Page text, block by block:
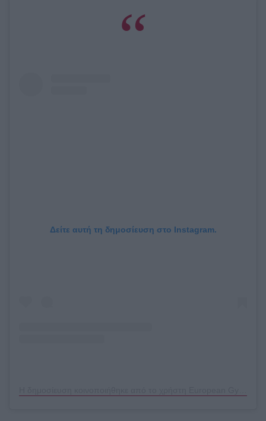
Δείτε αυτή τη δημοσίευση στο Instagram.